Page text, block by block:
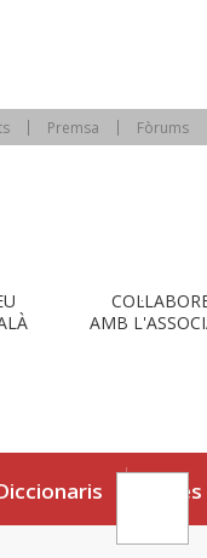
Premsa Fòrums
AMB
Eines